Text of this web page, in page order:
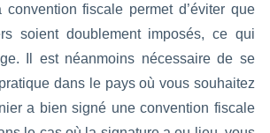
fiscale permet d’éviter que
soient doublement imposés, ce qui
Il est néanmoins nécessaire de se
dans le pays où vous souhaitez
a bien signé une convention fiscale